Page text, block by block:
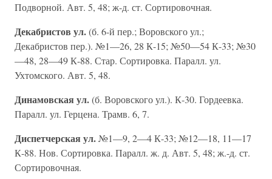
Подворной. Авт. 5, 48; ж-д. ст. Сортировочная.
Декабристов ул.(б. 6-й пер.; Воровского ул.;
Декабристов пер.). №1—26, 28 К-15; №50—54 К-33; №30
—48, 28—49 К-88. Стар. Сортировка. Паралл. ул.
Ухтомского. Авт. 5, 48.
Динамовская ул.(б. Воровского ул.). К-30. Гордеевка.
Паралл. ул. Герцена. Трамв. 6, 7.
Диспетчерская ул.№1—9, 2—4 К-33; №12—18, 11—17
К-88. Нов. Сортировка. Паралл. ж. д. Авт. 5, 48; ж.-д. ст.
Сортировочная.